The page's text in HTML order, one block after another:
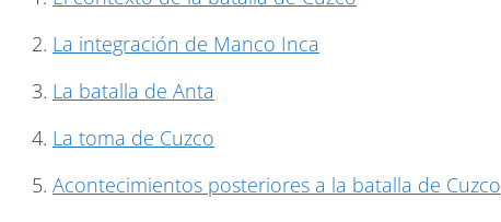
La integración de Manco Inca
La batalla de Anta
La toma de Cuzco
Acontecimientos posteriores a la batalla de Cuzco